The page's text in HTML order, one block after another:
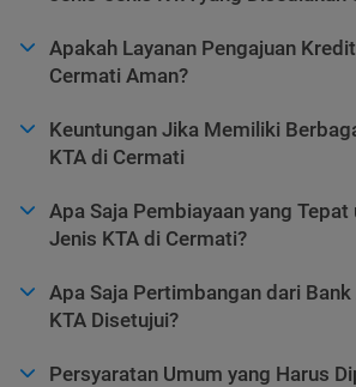
Apakah Layanan Pengajuan
Cermati Aman?
Keuntungan Jika Memiliki
KTA di Cermati
Apa Saja Pembiayaan yang
Jenis KTA di Cermati?
Apa Saja Pertimbangan dari
KTA Disetujui?
Persyaratan Umum yang Harus